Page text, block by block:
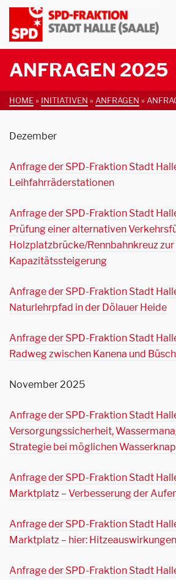
ANFRAGEN 2025
HOME» INITIATIVEN » ANFRAGEN »
Dezember
Anfrage der SPD-Fraktion Stadt
Leihfahrräderstationen
Anfrage der SPD-Fraktion Stadt
Prüfung einer alternativen
Holzplatzbrücke/Rennbahnkreuz zur
Kapazitätssteigerung
Anfrage der SPD-Fraktion Stadt
Naturlehrpfad in der Dölauer Heide
Anfrage der SPD-Fraktion Stadt
Radweg zwischen Kanena und
November 2025
Anfrage der SPD-Fraktion Stadt
Versorgungssicherheit,
Strategie bei möglichen
Anfrage der SPD-Fraktion Stadt
Marktplatz – Verbesserung der
Anfrage der SPD-Fraktion Stadt
Marktplatz – hier: Hitzeauswirkungen
Anfrage der SPD-Fraktion Stadt